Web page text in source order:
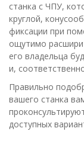
станка с ЧПУ,
круглой,
фиксации при
ощутимо
его владельца
и,
Правильно
вашего станка
доступных